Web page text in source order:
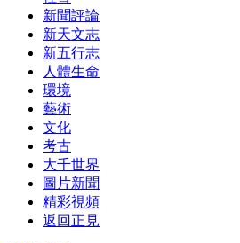
新聞評論
新天文志
新五行志
人體生命
環境
藝術
文化
考古
大千世界
圖片新聞
精彩視頻
返回正見